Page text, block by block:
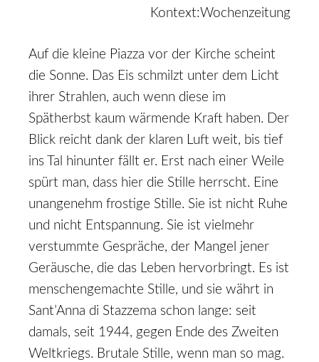
Kontext:Wochenzeitung
Auf die kleine Piazza vor der Kirche scheint
die Sonne. Das Eis schmilzt unter dem Licht
ihrer Strahlen, auch wenn diese im
Spätherbst kaum wärmende Kraft haben. Der
Blick reicht dank der klaren Luft weit, bis tief
ins Tal hinunter fällt er. Erst nach einer Weile
spürt man, dass hier die Stille herrscht. Eine
unangenehm frostige Stille. Sie ist nicht Ruhe
und nicht Entspannung. Sie ist vielmehr
verstummte Gespräche, der Mangel jener
Geräusche, die das Leben hervorbringt. Es ist
menschengemachte Stille, und sie währt in
Sant’Anna di Stazzema schon lange: seit
damals, seit 1944, gegen Ende des Zweiten
Weltkriegs. Brutale Stille, wenn man so mag.